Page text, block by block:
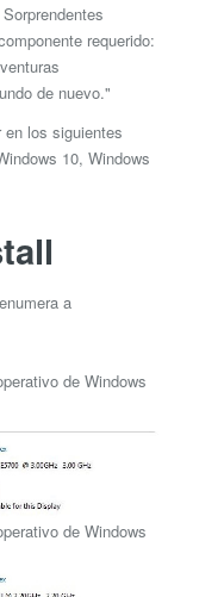
requerido:
de nuevo."
en los siguientes
10, Windows
a
de Windows
de Windows